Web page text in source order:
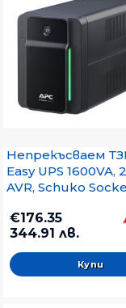
Непрекъсваем
Easy UPS 1600VA,
AVR, Schuko
€176.35
344.91 лв.